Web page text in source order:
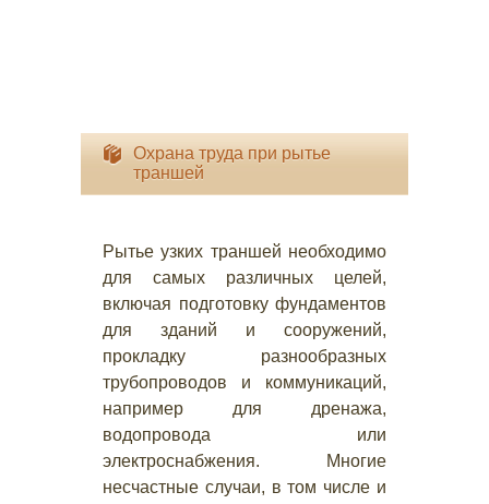
Охрана труда при рытье
траншей
Рытье узких траншей необходимо
для самых различных целей,
включая подготовку фундаментов
для зданий и сооружений,
прокладку разнообразных
трубопроводов и коммуникаций,
например для дренажа,
водопровода или
электроснабжения. Многие
несчастные случаи, в том числе и